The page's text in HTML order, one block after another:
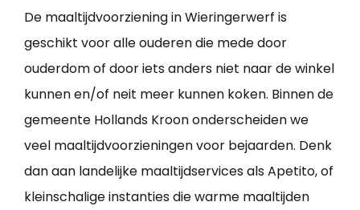
De maaltijdvoorziening in Wieringerwerf is
geschikt voor alle ouderen die mede door
ouderdom of door iets anders niet naar de winkel
kunnen en/of neit meer kunnen koken. Binnen de
gemeente Hollands Kroon onderscheiden we
veel maaltijdvoorzieningen voor bejaarden. Denk
dan aan landelijke maaltijdservices als Apetito, of
kleinschalige instanties die warme maaltijden